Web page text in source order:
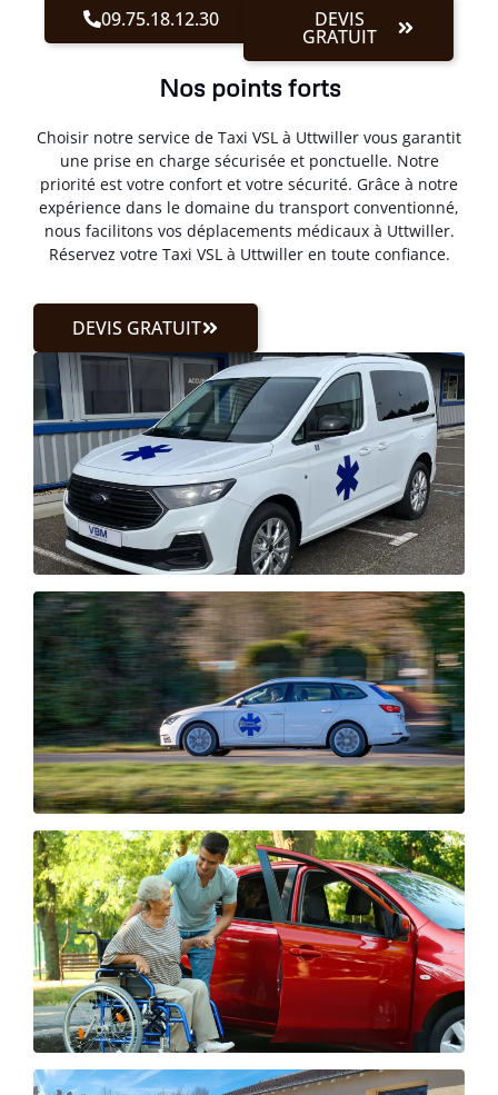
09.75.18.12.30 DEVIS
GRATUIT
Nos points forts
Choisir notre service de Taxi VSL à Uttwiller vous garantit
une prise en charge sécurisée et ponctuelle. Notre
priorité est votre confort et votre sécurité. Grâce à notre
expérience dans le domaine du transport conventionné,
nous facilitons vos déplacements médicaux à Uttwiller.
Réservez votre Taxi VSL à Uttwiller en toute confiance.
DEVIS GRATUIT